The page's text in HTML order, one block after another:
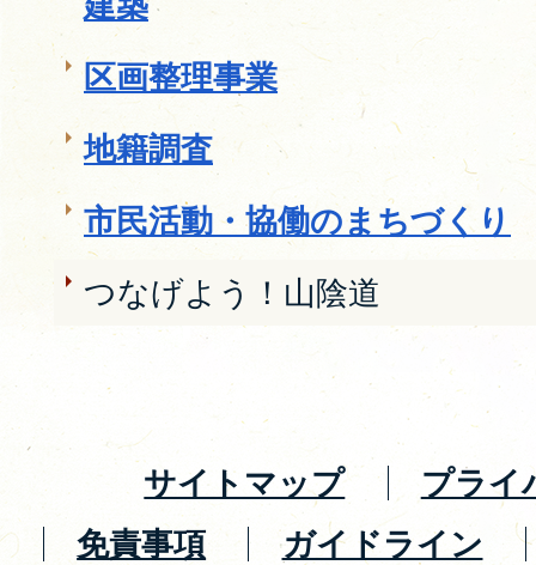
区画整理事業
地籍調査
市民活動・協働のまちづくり
つなげよう！山陰道
サイトマップ
プライ
免責事項
ガイドライン